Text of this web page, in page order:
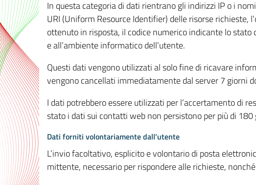
In questa categoria di dati rientrano gli indirizzi IP o i
URI (Uniform Resource Identifier) delle risorse
ottenuto in risposta, il codice numerico indicante lo
e all’ambiente informatico dell’utente.
Questi dati vengono utilizzati al solo fine di ricavare
vengono cancellati immediatamente dal server 7 giorni
I dati potrebbero essere utilizzati per l’accertamento di
stato i dati sui contatti web non persistono per più di 180
Dati forniti volontariamente dall’utente
L’invio facoltativo, esplicito e volontario di posta
mittente, necessario per rispondere alle richieste,